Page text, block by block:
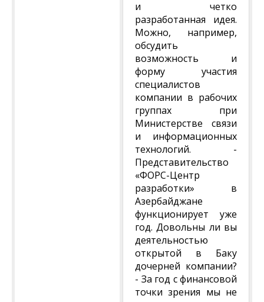
и четко
разработанная идея.
Можно, например,
обсудить
возможность и
форму участия
специалистов
компании в рабочих
группах при
Министерстве связи
и информационных
технологий. -
Представительство
«ФОРС-Центр
разработки» в
Азербайджане
функционирует уже
год. Довольны ли вы
деятельностью
открытой в Баку
дочерней компании?
- За год с финансовой
точки зрения мы не